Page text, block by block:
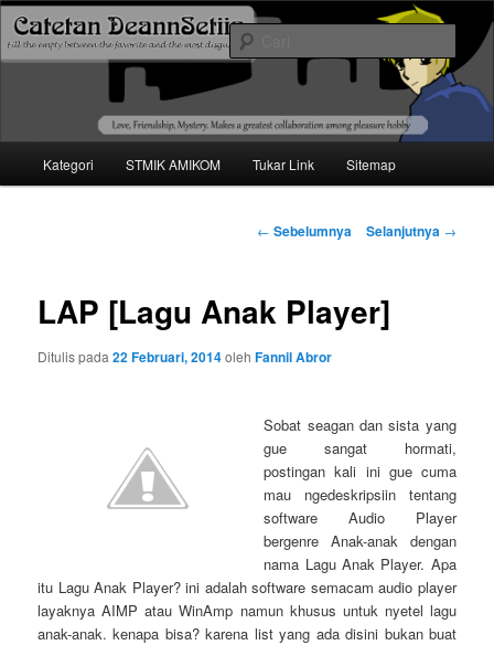
Catetan DS
Mari bermimpi dan ciptakan kehendak
Langsung
utama
Kategori STMIK AMIKOM Tukar Link Sitemap
Navigasi
← Sebelumnya Selanjutnya →
LAP [Lagu Anak Player]
Ditulis pada22 Februari, 2014olehFannil Abror
Sobat seagan dan sista yang
gue sangat hormati,
postingan kali ini gue cuma
mau ngedeskripsiin tentang
software Audio Player
bergenre Anak-anak dengan
nama Lagu Anak Player. Apa
itu Lagu Anak Player? ini adalah software semacam audio player
layaknya AIMP atau WinAmp namun khusus untuk nyetel lagu
anak-anak. kenapa bisa? karena list yang ada disini bukan buat